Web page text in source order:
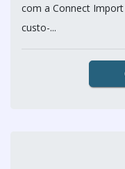
com a Connect
custo-...